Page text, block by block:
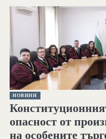
НОВИНИ
опасност от
на особените